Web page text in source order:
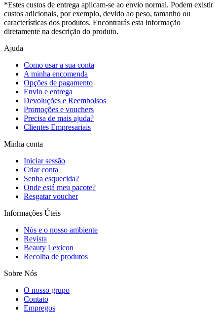
*Estes custos de entrega aplicam-se ao envio normal. Podem existir
custos adicionais, por exemplo, devido ao peso, tamanho ou
características dos produtos. Encontrarás esta informação
diretamente na descrição do produto.
Ajuda
Como usar a sua conta
A minha encomenda
Opções de pagamento
Envio e entrega
Devoluções e Reembolsos
Promoções e vouchers
Precisa de mais ajuda?
Clientes Empresariais
Minha conta
Iniciar sessão
Criar conta
Senha esquecida?
Onde está meu pacote?
Resgatar voucher
Informações Úteis
Nós e o nosso ambiente
Revista
Beauty Lexicon
Recolha de produtos
Sobre Nós
O nosso grupo
Contato
Empregos